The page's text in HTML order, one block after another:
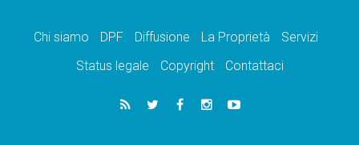
Chi siamo DPF Diffusione La Proprietà
Servizi
Status legale
Copyright Contattaci